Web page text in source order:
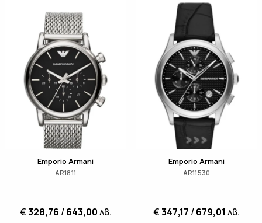
Emporio Armani
AR1811
€328,76 /643,00лв.
Emporio Armani
AR11530
€347,17 /679,01 лв.